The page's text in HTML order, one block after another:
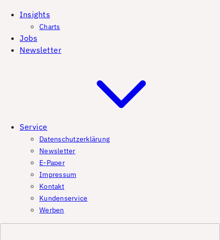
Insights
Charts
Jobs
Newsletter
Service
Datenschutzerklärung
Newsletter
E-Paper
Impressum
Kontakt
Kundenservice
Werben